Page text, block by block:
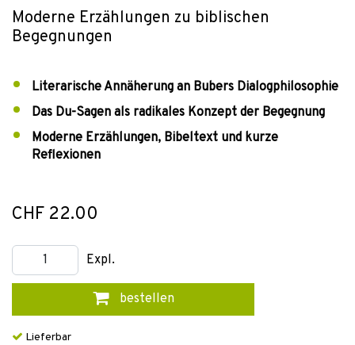
Moderne Erzählungen zu biblischen
Begegnungen
Literarische Annäherung an Bubers Dialogphilosophie
Das Du-Sagen als radikales Konzept der Begegnung
Moderne Erzählungen, Bibeltext und kurze
Reflexionen
CHF 22.00
Expl.
bestellen
Lieferbar